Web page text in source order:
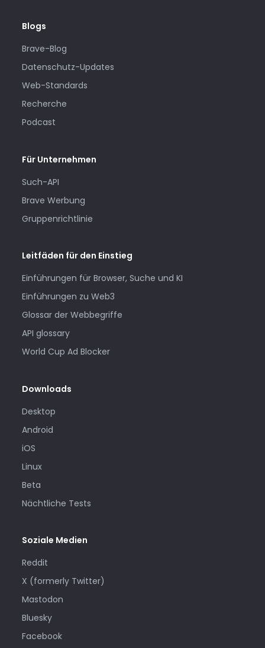
Blogs
Brave-Blog
Datenschutz-Updates
Web-Standards
Recherche
Podcast
Für Unternehmen
Such-API
Brave Werbung
Gruppenrichtlinie
Leitfäden für den Einstieg
Einführungen für Browser, Suche und KI
Einführungen zu Web3
Glossar der Webbegriffe
API glossary
World Cup Ad Blocker
Downloads
Desktop
Android
iOS
Linux
Beta
Nächtliche Tests
Soziale Medien
Reddit
X (formerly Twitter)
Mastodon
Bluesky
Facebook